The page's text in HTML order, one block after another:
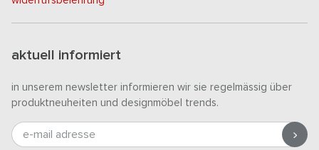
aktuell informiert
in unserem newsletter informieren wir sie regelmässig über
produktneuheiten und designmöbel trends.
e-mail adresse